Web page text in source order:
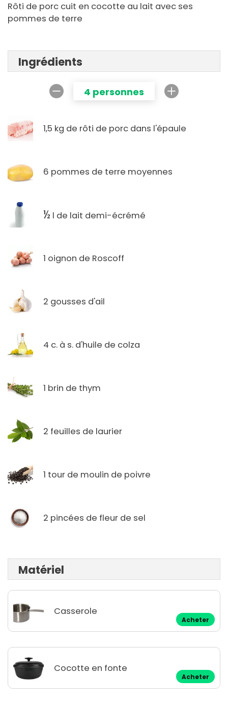
Rôti de porc cuit en cocotte au lait avec ses
pommes de terre
Ingrédients
4 personnes
1,5 kg de rôti de porc dans l'épaule
6 pommes de terre moyennes
½ l de lait demi-écrémé
1 oignon de Roscoff
2 gousses d'ail
4 c. à s. d'huile de colza
1 brin de thym
2 feuilles de laurier
1 tour de moulin de poivre
2 pincées de fleur de sel
Matériel
Casserole
Acheter
Cocotte en fonte
Acheter